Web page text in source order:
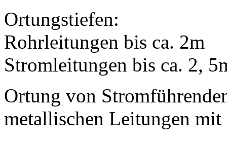
Ortungstiefen:
Rohrleitungen bis ca. 2m
Stromleitungen bis ca. 2,
Ortung von
metallischen Leitungen mit